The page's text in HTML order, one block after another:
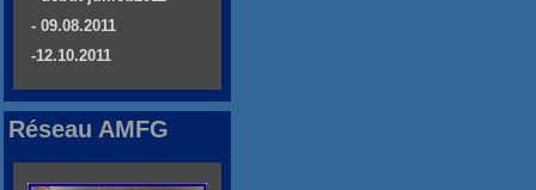
- 09.08.2011
-12.10.2011
Réseau AMFG